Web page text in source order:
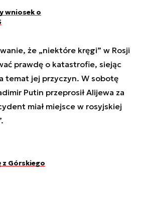
wniosek o
że „niektóre kręgi” w Rosji
prawdę o katastrofie, siejąc
temat jej przyczyn. W sobotę
Putin przeprosił Alijewa za
miał miejsce w rosyjskiej
z Górskiego